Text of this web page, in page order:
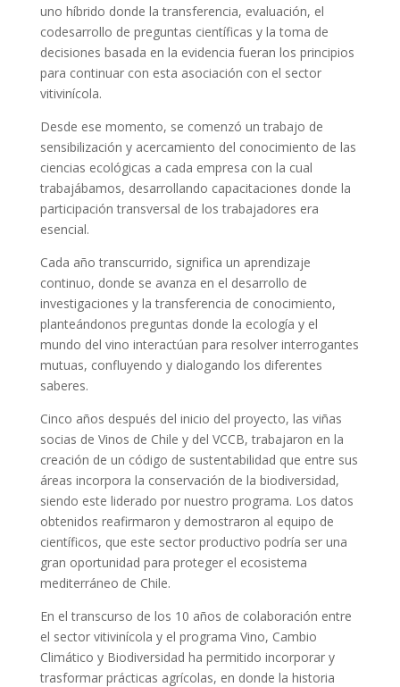
uno híbrido donde la transferencia, evaluación, el
codesarrollo de preguntas científicas y la toma de
decisiones basada en la evidencia fueran los principios
para continuar con esta asociación con el sector
vitivinícola.
Desde ese momento, se comenzó un trabajo de
sensibilización y acercamiento del conocimiento de las
ciencias ecológicas a cada empresa con la cual
trabajábamos, desarrollando capacitaciones donde la
participación transversal de los trabajadores era
esencial.
Cada año transcurrido, significa un aprendizaje
continuo, donde se avanza en el desarrollo de
investigaciones y la transferencia de conocimiento,
planteándonos preguntas donde la ecología y el
mundo del vino interactúan para resolver interrogantes
mutuas, confluyendo y dialogando los diferentes
saberes.
Cinco años después del inicio del proyecto, las viñas
socias de Vinos de Chile y del VCCB, trabajaron en la
creación de un código de sustentabilidad que entre sus
áreas incorpora la conservación de la biodiversidad,
siendo este liderado por nuestro programa. Los datos
obtenidos reafirmaron y demostraron al equipo de
científicos, que este sector productivo podría ser una
gran oportunidad para proteger el ecosistema
mediterráneo de Chile.
En el transcurso de los 10 años de colaboración entre
el sector vitivinícola y el programa Vino, Cambio
Climático y Biodiversidad ha permitido incorporar y
trasformar prácticas agrícolas, en donde la historia